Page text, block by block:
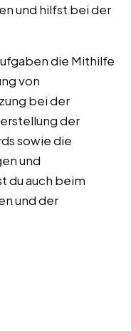
und hilfst bei der
die Mithilfe
von
bei der
der
sowie die
und
du auch beim
und der